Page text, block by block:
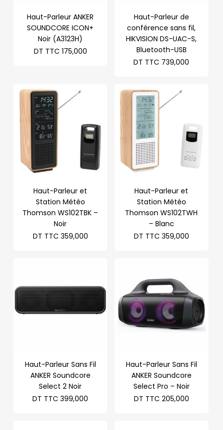
Haut-Parleur ANKER
SOUNDCORE ICON+
Noir (A3123H)
DT TTC 175,000
Haut-Parleur de
conférence sans fil,
HIKVISION DS-UAC-S,
Bluetooth-USB
DT TTC 739,000
Haut-Parleur et
Station Météo
Thomson WS102TBK –
Noir
DT TTC 359,000
Haut-Parleur et
Station Météo
Thomson WS102TWH
– Blanc
DT TTC 359,000
Haut-Parleur Sans Fil
ANKER Soundcore
Select 2 Noir
DT TTC 399,000
Haut-Parleur Sans Fil
ANKER Soundcore
Select Pro – Noir
DT TTC 205,000